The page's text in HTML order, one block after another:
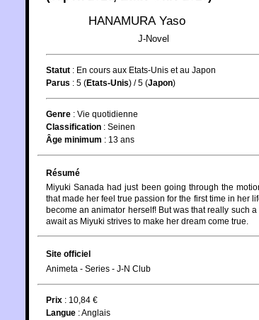
HANAMURA Yaso
J-Novel
Statut : En cours aux Etats-Unis et au Japon
Parus : 5 (Etats-Unis) / 5 (Japon)
Genre : Vie quotidienne
Classification : Seinen
Âge minimum : 13 ans
Résumé
Miyuki Sanada had just been going through the
that made her feel true passion for the first time in her
become an animator herself! But was that really such
await as Miyuki strives to make her dream come true.
Site officiel
Animeta - Series - J-N Club
Prix : 10,84 €
Langue :Anglais